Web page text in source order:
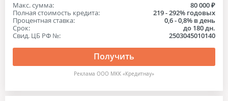
Макс. сумма:
80 000 ₽
Полная стоимость кредита:
219 - 292% годовых
Процентная ставка:
0,6 - 0,8% в день
Срок:
до 180 дн.
Свид. ЦБ РФ №:
2503045010140
Получить
Реклама ООО МКК «Кредитнау»